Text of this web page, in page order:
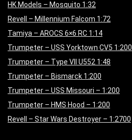
HK Models – Mosquito 1:32
Revell – Millennium Falcom 1:72
Tamiya – AROCS 6×6 RC 1:14
Trumpeter – USS Yorktown CV5 1:200
Trumpeter – Type VII U552 1:48
Trumpeter – Bismarck 1:200
Trumpeter – USS Missouri – 1:200
Trumpeter – HMS Hood – 1:200
Revell – Star Wars Destroyer – 1:2700